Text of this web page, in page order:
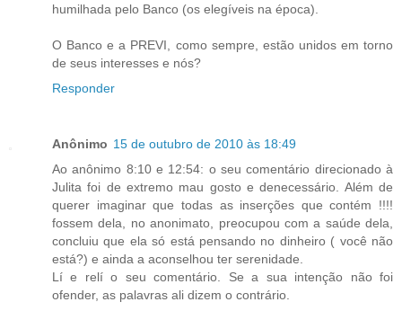
humilhada pelo Banco (os elegíveis na época).
O Banco e a PREVI, como sempre, estão unidos em torno
de seus interesses e nós?
Responder
Anônimo 15 de outubro de 2010 às 18:49
Ao anônimo 8:10 e 12:54: o seu comentário direcionado à
Julita foi de extremo mau gosto e denecessário. Além de
querer imaginar que todas as inserções que contém !!!!
fossem dela, no anonimato, preocupou com a saúde dela,
concluiu que ela só está pensando no dinheiro ( você não
está?) e ainda a aconselhou ter serenidade.
Lí e relí o seu comentário. Se a sua intenção não foi
ofender, as palavras ali dizem o contrário.